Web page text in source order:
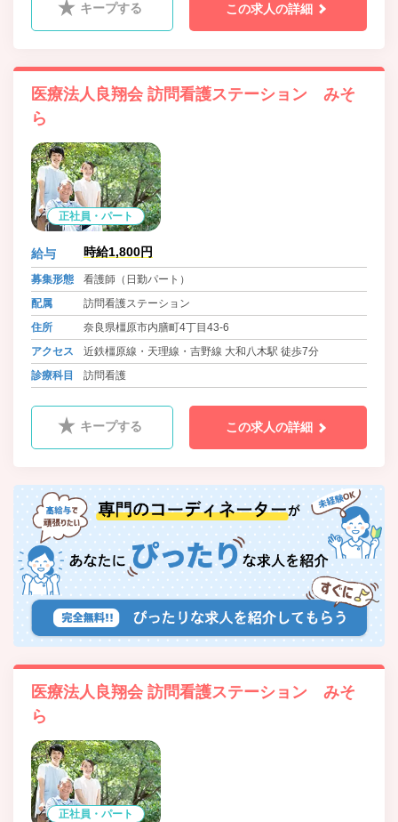
キープする この求人の詳細
医療法人良翔会 訪問看護ステーション みそ
ら
正社員・パート
給与 時給1,800円
募集形態
看護師（日勤パート）
配属
訪問看護ステーション
住所
奈良県橿原市内膳町4丁目43-6
アクセス
近鉄橿原線・天理線・吉野線 大和八木駅 徒歩7分
診療科目
訪問看護
キープする この求人の詳細
医療法人良翔会 訪問看護ステーション みそ
ら
正社員・パート